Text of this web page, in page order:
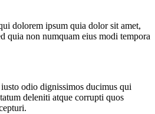
dolorem ipsum quia dolor sit amet,
quia non numquam eius modi tempora
odio dignissimos ducimus qui
deleniti atque corrupti quos